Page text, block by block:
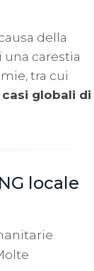
della
carestia
tra cui
casi globali di
locale